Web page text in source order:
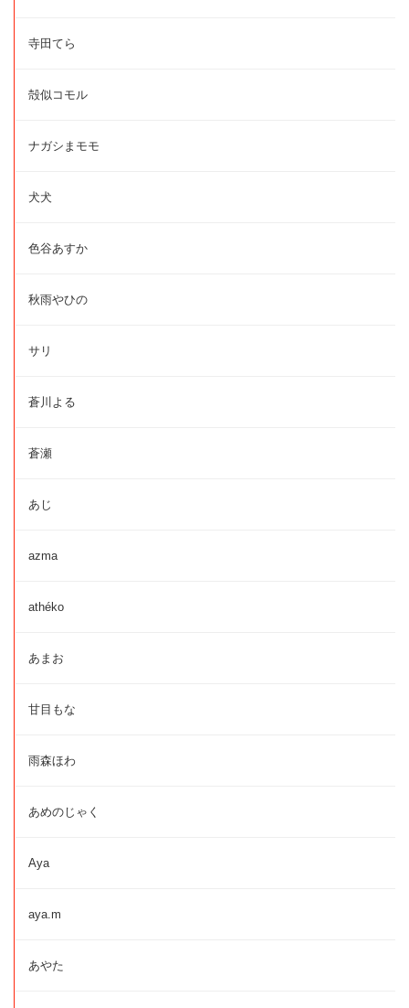
寺田てら
殻似コモル
ナガシまモモ
犬犬
色谷あすか
秋雨やひの
サリ
蒼川よる
蒼瀬
あじ
azma
athéko
あまお
甘目もな
雨森ほわ
あめのじゃく
Aya
aya.m
あやた